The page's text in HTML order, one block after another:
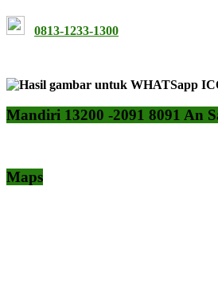
0813-1233-1300
Mandiri 13200 -2091 8091 An
Maps